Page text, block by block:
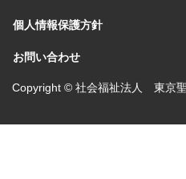
個人情報保護方針
お問い合わせ
Copyright © 社会福祉法人 東京